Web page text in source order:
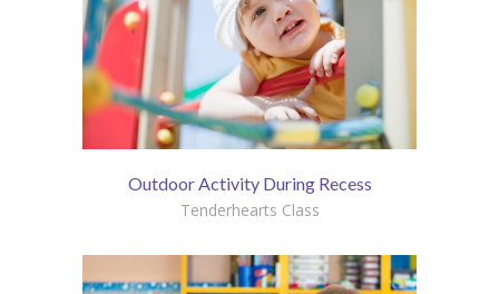
Outdoor Activity During Recess
Tenderhearts Class